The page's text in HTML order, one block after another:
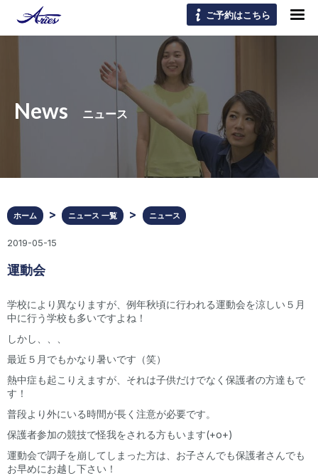
ご予約はこちら
News ニュース
ホーム ニュース 一覧 ニュース
2019-05-15
運動会
学校により異なりますが、例年秋頃に行われる運動会を涼しい５月
中に行う学校も多いですよね！
しかし、、、
最近５月でもかなり暑いです（笑）
熱中症も起こりえますが、それは子供だけでなく保護者の方達もで
す！
普段より外にいる時間が長く注意が必要です。
保護者参加の競技で怪我をされる方もいます(+o+)
運動会で調子を崩してしまった方は、お子さんでも保護者さんでも
お早めにお越し下さい！